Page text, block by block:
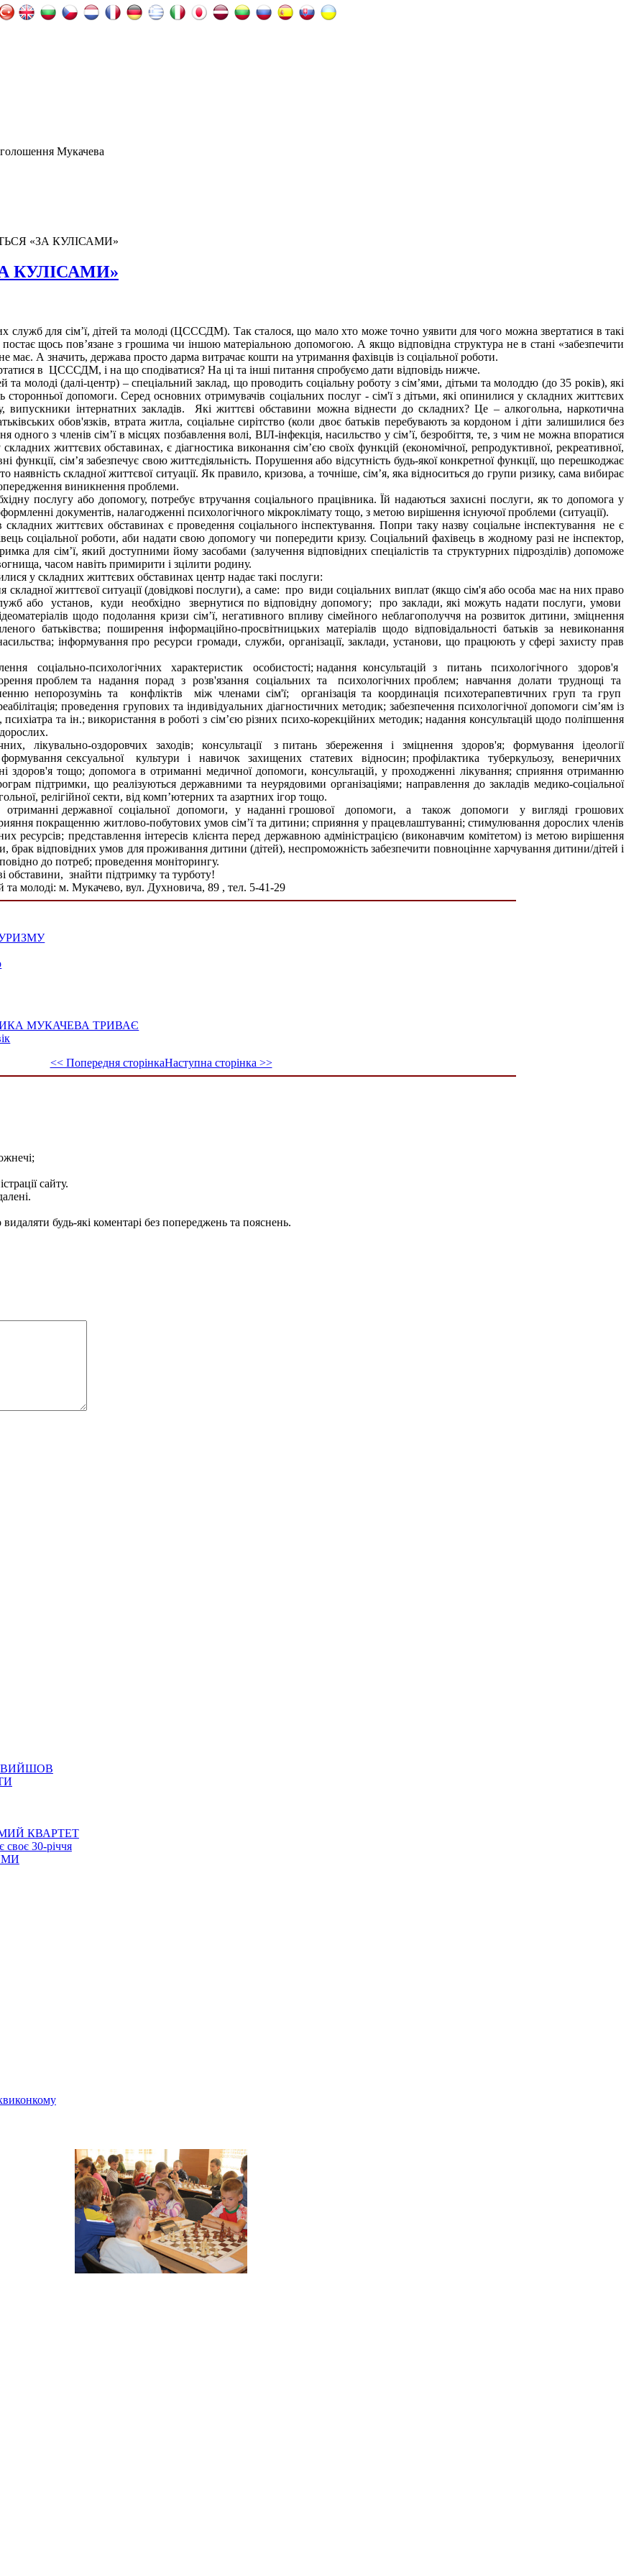
Мукачева
«ЗА КУЛІСАМИ»
КУЛІСАМИ»
служб для сім’ї, дітей та молоді (ЦСССДМ). Так сталося, що мало хто може точно уявити для чого можна звертатися в такі
щось пов’язане з грошима чи іншою матеріальною допомогою. А якщо відповідна структура не в стані «забезпечити
має. А значить, держава просто дарма витрачає кошти на утримання фахівців із соціальної роботи.
в ЦСССДМ, і на що сподіватися? На ці та інші питання спробуємо дати відповідь нижче.
та молоді (далі-центр) – спеціальний заклад, що проводить соціальну роботу з сім’ями, дітьми та молоддю (до 35 років), які
допомоги. Серед основних отримувачів соціальних послуг - сім'ї з дітьми, які опинилися у складних життєвих
випускники інтернатних закладів. Які життєві обставини можна віднести до складних? Це – алкогольна, наркотична
обов'язків, втрата житла, соціальне сирітство (коли двоє батьків перебувають за кордоном і діти залишилися без
одного з членів сім’ї в місцях позбавлення волі, ВІЛ-інфекція, насильство у сім’ї, безробіття, те, з чим не можна впоратися
життєвих обставинах, є діагностика виконання сім’єю своїх функцій (економічної, репродуктивної, рекреативної,
функції, сім’я забезпечує свою життєдіяльність. Порушення або відсутність будь-якої конкретної функції, що перешкоджає
наявність складної життєвої ситуації. Як правило, кризова, а точніше, сім’я, яка відноситься до групи ризику, сама вибирає
виникнення проблеми.
послугу або допомогу, потребує втручання соціального працівника. Їй надаються захисні послуги, як то допомога у
документів, налагодженні психологічного мікроклімату тощо, з метою вирішення існуючої проблеми (ситуації).
життєвих обставинах є проведення соціального інспектування. Попри таку назву соціальне інспектування не є
соціальної роботи, аби надати свою допомогу чи попередити кризу. Соціальний фахівець в жодному разі не інспектор,
для сім’ї, який доступними йому засобами (залучення відповідних спеціалістів та структурних підрозділів) допоможе
часом навіть примирити і зцілити родину.
у складних життєвих обставинах центр надає такі послуги:
життєвої ситуації (довідкові послуги), а саме: про види соціальних виплат (якщо сім'я або особа має на них право
або установ, куди необхідно звернутися по відповідну допомогу; про заклади, які можуть надати послуги, умови
щодо подолання кризи сім’ї, негативного впливу сімейного неблагополуччя на розвиток дитини, зміцнення
батьківства; поширення інформаційно-просвітницьких матеріалів щодо відповідальності батьків за невиконання
інформування про ресурси громади, служби, організації, заклади, установи, що працюють у сфері захисту прав
соціально-психологічних характеристик особистості; надання консультацій з питань психологічного здоров'я
проблем та надання порад з розв'язання соціальних та психологічних проблем; навчання долати труднощі та
непорозумінь та конфліктів між членами сім'ї; організація та координація психотерапевтичних груп та груп
проведення групових та індивідуальних діагностичних методик; забезпечення психологічної допомоги сім’ям із
та ін.; використання в роботі з сім’єю різних психо-корекційних методик; надання консультацій щодо поліпшення
лікувально-оздоровчих заходів; консультації з питань збереження і зміцнення здоров'я; формування ідеології
сексуальної культури і навичок захищених статевих відносин; профілактика туберкульозу, венеричних
тощо; допомога в отриманні медичної допомоги, консультацій, у проходженні лікування; сприяння отриманню
підтримки, що реалізуються державними та неурядовими організаціями; направлення до закладів медико-соціальної
релігійної секти, від комп’ютерних та азартних ігор тощо.
в отриманні державної соціальної допомоги, у наданні грошової допомоги, а також допомоги у вигляді грошових
покращенню житлово-побутових умов сім’ї та дитини; сприяння у працевлаштуванні; стимулювання дорослих членів
ресурсів; представлення інтересів клієнта перед державною адміністрацією (виконавчим комітетом) із метою вирішення
брак відповідних умов для проживання дитини (дітей), неспроможність забезпечити повноцінне харчування дитини/дітей і
до потреб; проведення моніторингу.
обставини, знайти підтримку та турботу!
та молоді: м. Мукачево, вул. Духновича, 89 , тел. 5-41-29
МУКАЧЕВА ТРИВАЄ
<< Попередня сторінкаНаступна сторінка >>
сайту.
будь-які коментарі без попереджень та пояснень.
ВИЙШОВ
КВАРТЕТ
своє 30-річчя